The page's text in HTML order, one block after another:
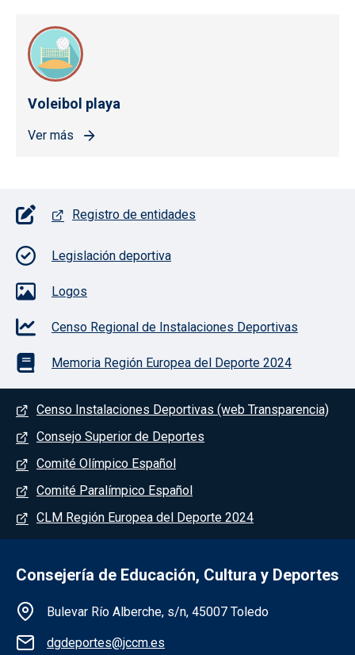
Voleibol playa
Ver más
Pie de página con iconos
Registro de entidades
Legislación deportiva
Logos
Censo Regional de Instalaciones Deportivas
Memoria Región Europea del Deporte 2024
Menú del pie
Censo Instalaciones Deportivas (web Transparencia)
Consejo Superior de Deportes
Comité Olímpico Español
Comité Paralímpico Español
CLM Región Europea del Deporte 2024
Consejería de Educación, Cultura y Deportes
Información de la institución
Bulevar Río Alberche, s/n, 45007 Toledo
dgdeportes@jccm.es